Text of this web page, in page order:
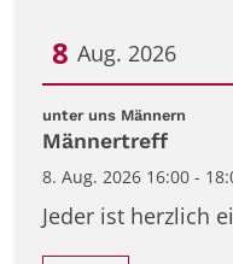
8 Aug. 2026
Datum: 8. August
unter uns Männern
Männertreff
8. Aug. 2026 16:00 -
Jeder ist herzlich